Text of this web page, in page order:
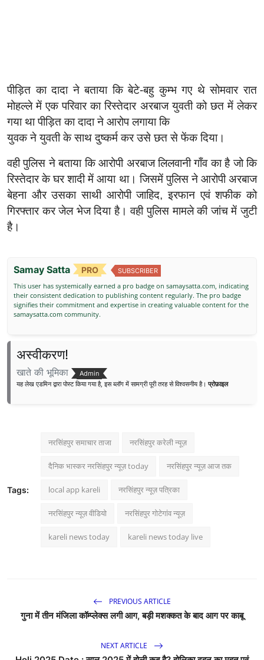
पीड़ित का दादा ने बताया कि बेटे-बहु कुम्भ गए थे सोमवार रात
मोहल्ले में एक परिवार का रिस्तेदार अरबाज युवती को छत में लेकर
गया था पीड़ित का दादा ने आरोप लगाया कि
युवक ने युवती के साथ दुष्कर्म कर उसे छत से फेंक दिया।
वही पुलिस ने बताया कि आरोपी अरबाज लिलवानी गाँव का है जो कि
रिस्तेदार के घर शादी में आया था। जिसमें पुलिस ने आरोपी अरबाज
बेहना और उसका साथी आरोपी जाहिद, इरफान एवं शफीक को
गिरफ्तार कर जेल भेज दिया है। वही पुलिस मामले की जांच में जुटी
है।
Samay Satta PRO SUBSCRIBER
This user has systemically earned a pro badge on samaysatta.com, indicating
their consistent dedication to publishing content regularly. The pro badge
signifies their commitment and expertise in creating valuable content for the
samaysatta.com community.
अस्वीकरण!
खाते की भूमिका Admin
यह लेख एडमिन द्वारा पोस्ट किया गया है, इस ब्लॉग में सामग्री पूरी तरह से विश्वसनीय है।प्रोफ़ाइल
Tags:
नरसिंहपुर समाचार ताजा नरसिंहपुर करेली न्यूज़
दैनिक भास्कर नरसिंहपुर न्यूज़ today नरसिंहपुर न्यूज़ आज तक
local app kareli नरसिंहपुर न्यूज़ पत्रिका
नरसिंहपुर न्यूज़ वीडियो नरसिंहपुर गोटेगांव न्यूज़
kareli news today kareli news today live
PREVIOUS ARTICLE
गुना में तीन मंजिला कॉम्प्लेक्स लगी आग, बड़ी मशक्कत के बाद आग पर काबू
NEXT ARTICLE